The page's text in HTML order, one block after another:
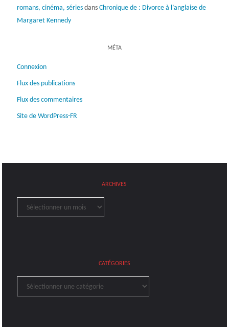
romans, cinéma, sériesdans Chronique de : Divorce à l’anglaise de
Margaret Kennedy
MÉTA
Connexion
Flux des publications
Flux des commentaires
Site de WordPress-FR
ARCHIVES
Archives
CATÉGORIES
Catégories